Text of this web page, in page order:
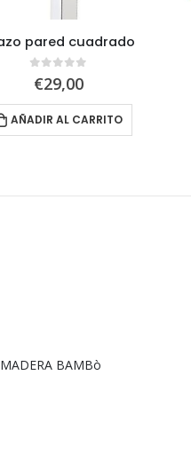
pared cuadrado
0out of 5
€29,00
AÑADIR AL CARRITO
BAMBò